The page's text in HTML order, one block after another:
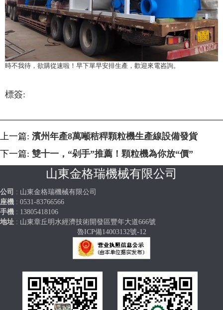
時不我待，欲購從速啦！早下單早安排生產，歡迎來電咨詢。
標簽:
上一篇: 濱州年產8萬噸秸稈顆粒機生產線設備發貨
下一篇: 雙十一，“剁手”推薦！顆粒機為你放“價”
山東金格瑞機械有限公司
公司 : 山東金格瑞機械有限公司
座機 : 0531-83766566
手機 : 13805418106
地址 : 山東章丘明水經濟技術開發區豐年大道666號
魯ICP備14003132號-12